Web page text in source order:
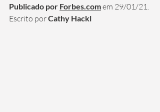
Publicado por Forbes.comem 29/01/21.
Escrito porCathy Hackl